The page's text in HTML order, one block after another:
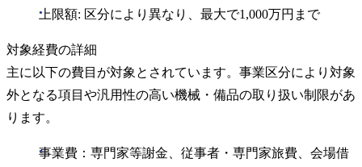
上限額: 区分により異なり、最大で1,000万円まで
対象経費の詳細
主に以下の費目が対象とされています。事業区分により対象
外となる項目や汎用性の高い機械・備品の取り扱い制限があ
ります。
事業費：専門家等謝金、従事者・専門家旅費、会場借